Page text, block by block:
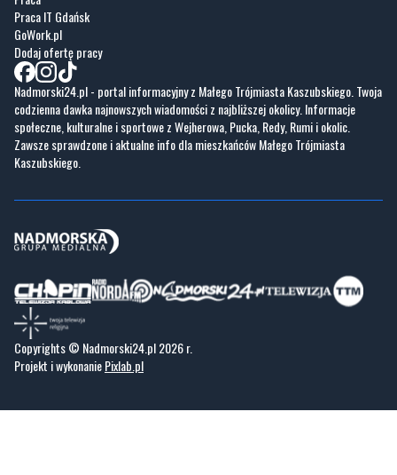
Fotogalerie
Nasze HotSpoty
Nasze kamery
Praca
Praca IT Gdańsk
GoWork.pl
Dodaj ofertę pracy
Nadmorski24.pl - portal informacyjny z Małego Trójmiasta Kaszubskiego. Twoja
codzienna dawka najnowszych wiadomości z najbliższej okolicy. Informacje
Copyrights © Nadmorski24.pl 2026 r.